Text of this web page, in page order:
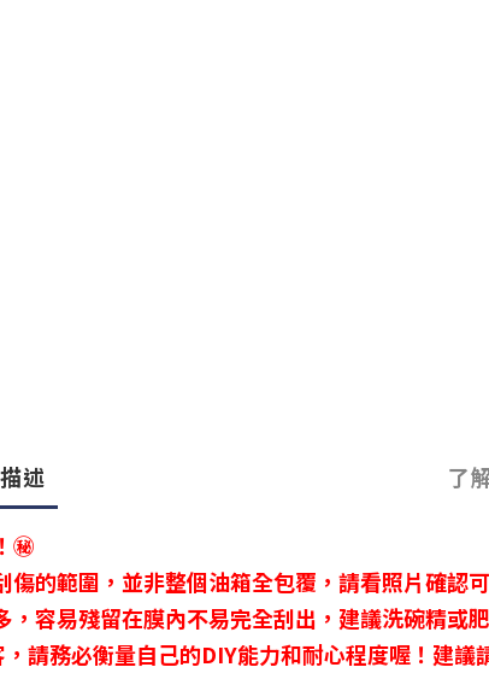
述 了
㊙️
的範圍，並非整個油箱全包覆，請看照片確認
容易殘留在膜內不易完全刮出，建議洗碗精或
請務必衡量自己的DIY能力和耐心程度喔！建